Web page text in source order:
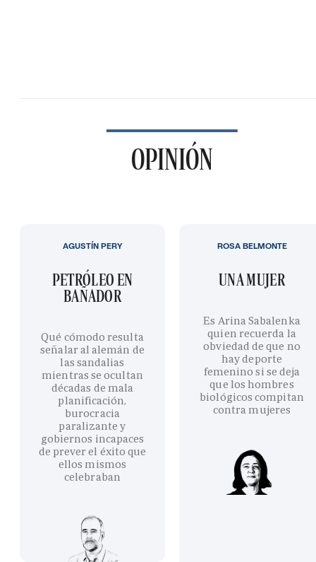
OPINIÓN
PETRÓLEO EN
BAÑADOR
Qué cómodo resulta
señalar al alemán de
las sandalias
mientras se ocultan
décadas de mala
planificación,
burocracia
paralizante y
gobiernos incapaces
de prever el éxito que
ellos mismos
celebraban
AGUSTÍN PERY
UNA MUJER
Es Arina Sabalenka
quien recuerda la
obviedad de que no
hay deporte
femenino si se deja
que los hombres
biológicos compitan
contra mujeres
ROSA BELMONTE